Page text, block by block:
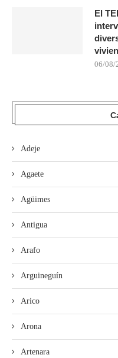
El
06/08/
Adeje
Agaete
Agüimes
Antigua
Arafo
Arguineguín
Arico
Arona
Artenara